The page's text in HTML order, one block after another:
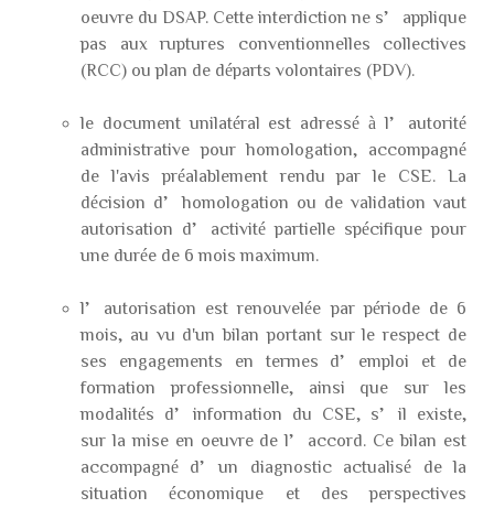
oeuvre du DSAP. Cette interdiction ne s’applique
pas aux ruptures conventionnelles collectives
(RCC) ou plan de départs volontaires (PDV).
le document unilatéral est adressé à l’autorité
administrative pour homologation, accompagné
de l'avis préalablement rendu par le CSE. La
décision d’homologation ou de validation vaut
autorisation d’activité partielle spécifique pour
une durée de 6 mois maximum.
l’autorisation est renouvelée par période de 6
mois, au vu d'un bilan portant sur le respect de
ses engagements en termes d’emploi et de
formation professionnelle, ainsi que sur les
modalités d’information du CSE, s’il existe,
sur la mise en oeuvre de l’accord. Ce bilan est
accompagné d’un diagnostic actualisé de la
situation économique et des perspectives